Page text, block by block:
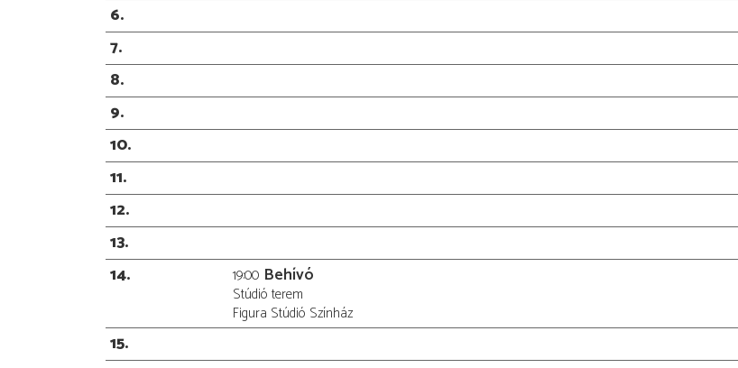
6
7
8
9
10
11
12
13
14
19:00 Behívó
Stúdió terem
Figura Stúdió Színház
15